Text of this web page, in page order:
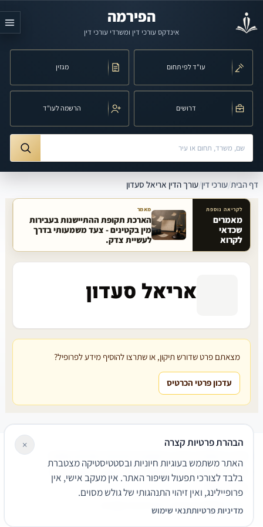
הפירמה
אינדקס עורכי דין ומשרדי עורכי דין
עו"ד לפי תחום מגזין
דרושים הרשמה לעו"ד
חיפוש לפי שם, משרד, תחום משפט או עיר
דף הבית/עורכי דין/עורך הדין אריאל סעדון
מאמרים קשורים באתר
לקריאה נוספת
מאמרים
שכדאי
לקרוא
מאמר
הארכת תקופת ההתיישנות בעבירות
מין בקטינים - צעד משמעותי בדרך
לעשיית צדק.
אריאל סעדון
מצאתם פרט שדורש תיקון, או שתרצו להוסיף מידע לפרופיל?
עדכון פרטי הכרטיס
שירותים משפטיים
דרושים צור קשר נגישותפרטיות
תנאי שימוש
© 2026 הפירמה. כל הזכויות שמורות.
הבהרת פרטיות קצרה
האתר משתמש בעוגיות חיוניות ובסטטיסטיקה מצטברת
בלבד לצורכי תפעול ושיפור האתר. אין מעקב אישי, אין
פרופיילינג, ואין זיהוי התנהגותי של גולש מסוים.
מדיניות פרטיותתנאי שימוש
×